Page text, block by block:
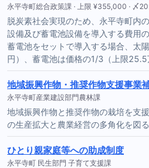
永平寺町総合政策課 · 上限 ¥355,000 · 〆
脱炭素社会実現のため、永平寺町内
設備及び蓄電池設備を導入する費用
蓄電池をセットで導入する場合、太
円）、蓄電池は価格の1/3（上限
地域振興作物・推奨作物支援事業
永平寺町産業建設部門農林課
地域振興作物と推奨作物の栽培を支
の生産拡大と農業経営の多角化を図
ひとり親家庭等への助成制度
永平寺町 民生部門 子育て支援課